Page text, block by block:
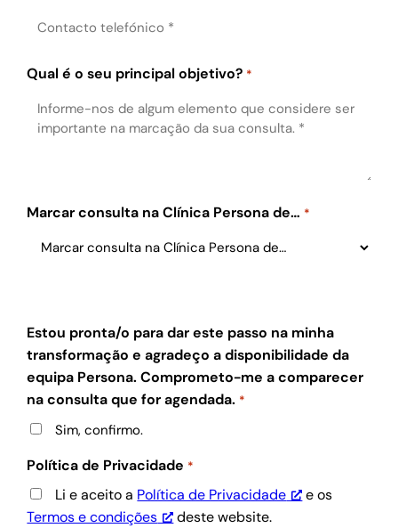
Qual é o seu principal objetivo? *
Marcar consulta na Clínica Persona de… *
Estou pronta/o para dar este passo na minha
transformação e agradeço a disponibilidade da
equipa Persona. Comprometo-me a comparecer
na consulta que for agendada. *
Sim, confirmo.
Política de Privacidade *
Li e aceito a Política de Privacidade
e os
Termos e condições
deste website.